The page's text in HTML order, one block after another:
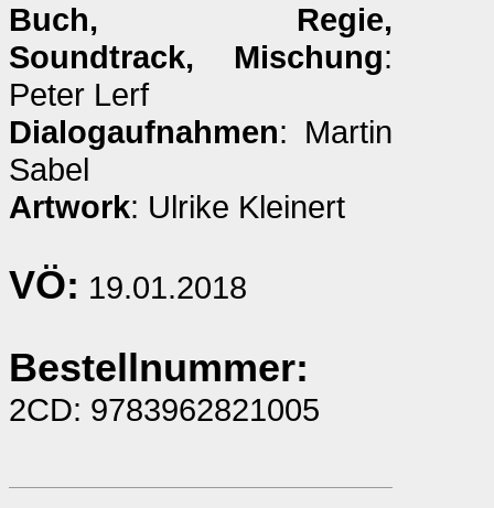
Buch, Regie,
Soundtrack, Mischung:
Peter Lerf
Dialogaufnahmen: Martin
Sabel
Artwork: Ulrike Kleinert
VÖ: 19.01.2018
Bestellnummer:
2CD: 9783962821005